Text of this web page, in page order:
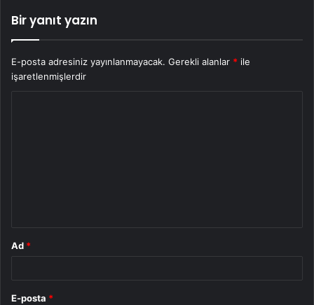
Bir yanıt yazın
E-posta adresiniz yayınlanmayacak. Gerekli alanlar * ile
işaretlenmişlerdir
Ad *
E-posta *